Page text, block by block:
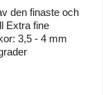
den finaste och
Extra fine
3,5 - 4 mm